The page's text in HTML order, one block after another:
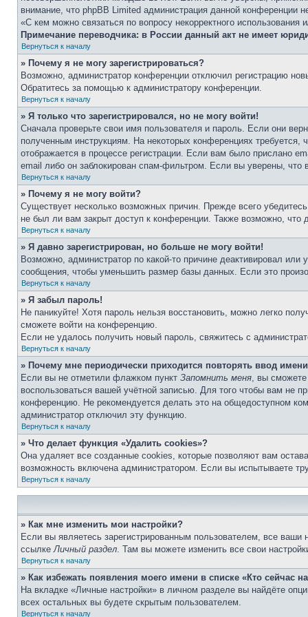
внимание, что phpBB Limited администрация данной конференции
«С кем можно связаться по вопросу некорректного
Примечание переводчика: в России данный акт не имеет
Вернуться к началу
» Почему я не могу зарегистрироваться?
Возможно, администратор конференции отключил регистрацию
Обратитесь за помощью к администратору конференции.
Вернуться к началу
» Я только что зарегистрировался, но не могу войти!
Сначала проверьте свои имя пользователя и пароль. Если они
полученным инструкциям. На некоторых конференциях
отображается в процессе регистрации. Если вам было прислано
email либо он заблокирован спам-фильтром. Если вы уверены, что
Вернуться к началу
» Почему я не могу войти?
Существует несколько возможных причин. Прежде всего
не был ли вам закрыт доступ к конференции. Также возможно,
Вернуться к началу
» Я давно зарегистрирован, но больше не могу войти!
Возможно, администратор по какой-то причине деактивировал
сообщения, чтобы уменьшить размер базы данных. Если это
Вернуться к началу
» Я забыл пароль!
Не паникуйте! Хотя пароль нельзя восстановить, можно легко
сможете войти на конференцию.
Если не удалось получить новый пароль, свяжитесь с
Вернуться к началу
» Почему мне периодически приходится повторять ввод
Если вы не отметили флажком пункт Запомнить меня, вы сможете
воспользоваться вашей учётной записью. Для того чтобы вам не
конференцию. Не рекомендуется делать это на общедоступном
администратор отключил эту функцию.
Вернуться к началу
» Что делает функция «Удалить cookies»?
Она удаляет все созданные cookies, которые позволяют вам
возможность включена администратором. Если вы испытываете
Вернуться к началу
» Как мне изменить мои настройки?
Если вы являетесь зарегистрированным пользователем, все
ссылкеЛичный раздел. Там вы можете изменить все свои
Вернуться к началу
» Как избежать появления моего имени в списке «Кто сейчас
На вкладке «Личные настройки» в личном разделе вы найдёте
всех остальных вы будете скрытым пользователем.
Вернуться к началу